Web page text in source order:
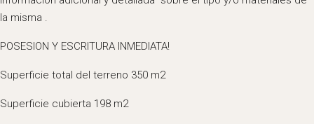
la misma .
POSESION Y ESCRITURA INMEDIATA!
Superficie total del terreno 350 m2
Superficie cubierta 198 m2